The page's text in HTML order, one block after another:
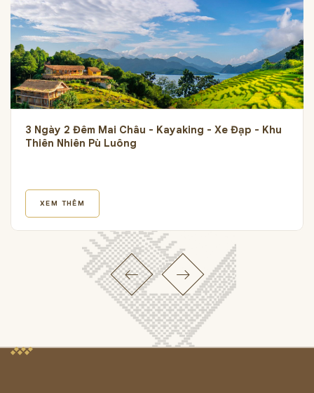
3 Ngày 2 Đêm Mai Châu - Kayaking - Xe Đạp - Khu
Thiên Nhiên Pù Luông
XEM THÊM